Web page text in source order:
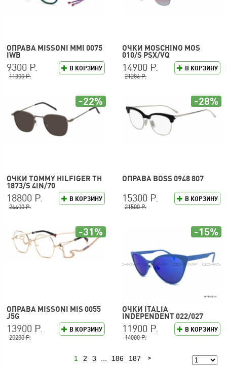
ОПРАВА MISSONI MMI 0075
IWB
В КОРЗИНУ
9300 Р.
11300 Р.
ОЧКИ MOSCHINO MOS
010/S PSX/VQ
В КОРЗИНУ
14900 Р.
21286 Р.
ОЧКИ TOMMY HILFIGER TH
1873/S 4IN/70
В КОРЗИНУ
18800 Р.
24400 Р.
-22%
ОПРАВА BOSS 0948 807
В КОРЗИНУ
15300 Р.
21500 Р.
-28%
ОПРАВА MISSONI MIS 0055
J5G
В КОРЗИНУ
13900 Р.
20200 Р.
-31%
ОЧКИ ITALIA
INDEPENDENT 022/027
В КОРЗИНУ
11900 Р.
14000 Р.
-15%
1 2 3 186 187